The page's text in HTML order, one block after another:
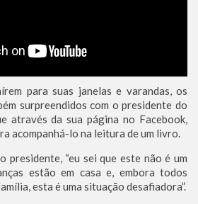
para suas janelas e varandas, os
surpreendidos com o presidente do
através da sua página no Facebook,
acompanhá-lo na leitura de um livro.
presidente, “eu sei que este não é um
estão em casa e, embora todos
esta é uma situação desafiadora”.